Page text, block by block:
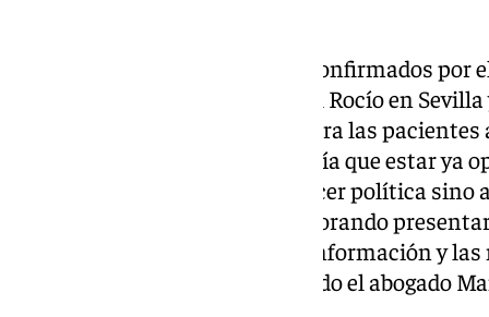
Los puntos críticos que están confirmados por
Salud son el Hospital Virgen del Rocío en
cuanto al circuito preferente para las
Amama ha señalado que «tendría que estar ya
ninguneadas. No venimos a hacer política sino
Claverol. La asociación está valorando
decisión final dependerá de la información y
plazo de un mes, ha puntualizado el abogado